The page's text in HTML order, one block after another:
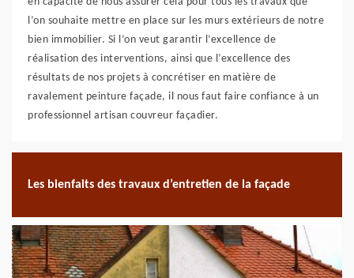
l’on souhaite mettre en place sur les murs extérieurs de notre
bien immobilier. Si l’on veut garantir l’excellence de
réalisation des interventions, ainsi que l’excellence des
résultats de nos projets à concrétiser en matière de
ravalement peinture façade, il nous faut faire confiance à un
professionnel artisan couvreur façadier.
Les bienfaits des travaux d’entretien de la façade